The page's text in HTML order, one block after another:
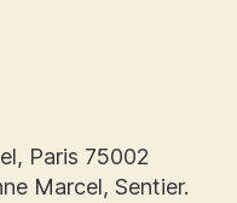
Paris 75002
Marcel, Sentier.